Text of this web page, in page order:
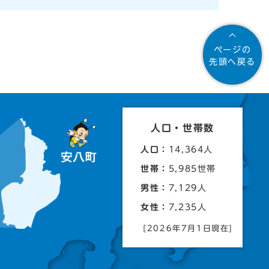
ページの
先頭へ戻る
人口・世帯数
人口： 14,364人
世帯： 5,985世帯
男性： 7,129人
女性： 7,235人
[2026年7月1日現在]